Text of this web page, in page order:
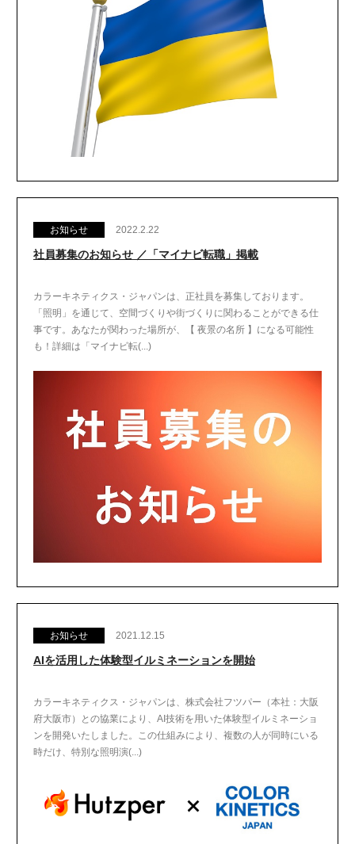
お知らせ 2022.2.22
社員募集のお知らせ ／「マイナビ転職」掲載
カラーキネティクス・ジャパンは、正社員を募集しております。
「照明」を通じて、空間づくりや街づくりに関わることができる仕
事です。あなたが関わった場所が、【 夜景の名所 】になる可能性
も！詳細は「マイナビ転(...)
お知らせ 2021.12.15
AIを活用した体験型イルミネーションを開始
カラーキネティクス・ジャパンは、株式会社フツパー（本社：大阪
府大阪市）との協業により、AI技術を用いた体験型イルミネーショ
ンを開発いたしました。この仕組みにより、複数の人が同時にいる
時だけ、特別な照明演(...)